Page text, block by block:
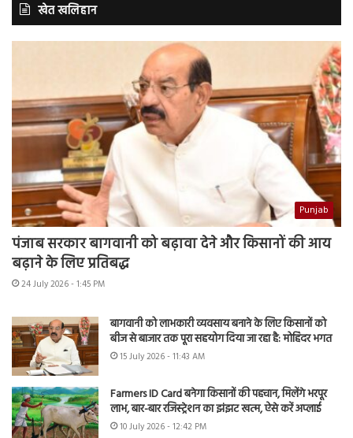
खेत खलिहान
Punjab
पंजाब सरकार बागवानी को बढ़ावा देने और किसानों की आय
बढ़ाने के लिए प्रतिबद्ध
24 July 2026 - 1:45 PM
बागवानी को लाभकारी व्यवसाय बनाने के लिए किसानों को
बीज से बाजार तक पूरा सहयोग दिया जा रहा है: मोहिंदर भगत
15 July 2026 - 11:43 AM
Farmers ID Card बनेगा किसानों की पहचान, मिलेंगे भरपूर
लाभ, बार-बार रजिस्ट्रेशन का झंझट खत्म, ऐसे करें अप्लाई
10 July 2026 - 12:42 PM